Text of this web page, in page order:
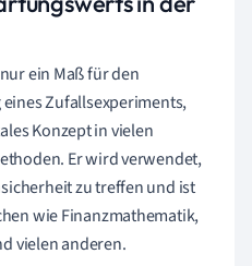
ein Maß für den
Zufallsexperiments,
Konzept in vielen
Er wird verwendet,
zu treffen und ist
wie Finanzmathematik,
vielen anderen.